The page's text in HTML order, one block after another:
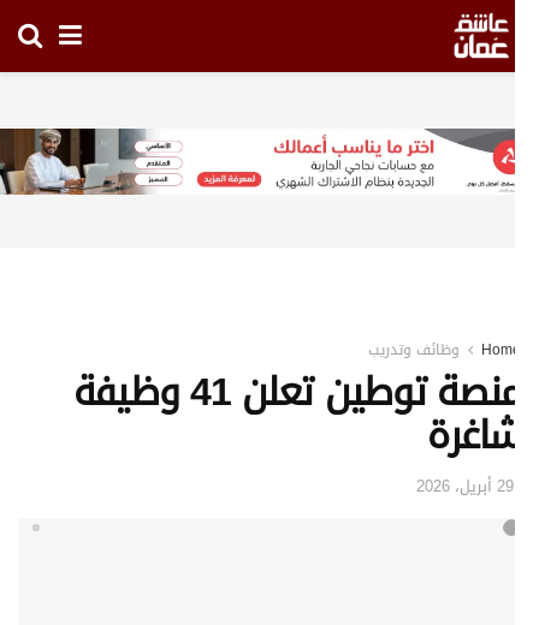
وظائف وتدريب
منصة توطين تعلن 41 وظيفة